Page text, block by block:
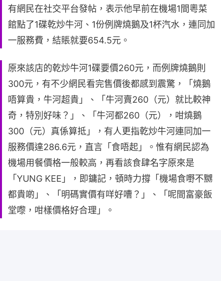
有網民在社交平台發帖，表示他早前在機場1間粵菜
館點了1碟乾炒牛河、1份例牌燒鵝及1杯汽水，連同加
一服務費，結賬就要654.5元。
原來該店的乾炒牛河1碟要價260元，而例牌燒鵝則
300元，有不少網民看完售價後都感到震驚，「燒鵝
唔算貴，牛河超貴」、「牛河賣260（元）就比較神
奇，特別好味？」、「牛河都260（元），咁燒鵝
300（元）真係算抵」，有人更指乾炒牛河連同加一
服務價達286.6元，直言「食唔起」。惟有網民認為
機場用餐價格一般較高，再看該食肆名字原來是
「YUNG KEE」，即鏞記，頓時力撐「機場食嘢不嬲
都貴啲」、「明碼實價有咩好嘈？」、「呢間富豪飯
堂嚟，咁樣價格好合理」。